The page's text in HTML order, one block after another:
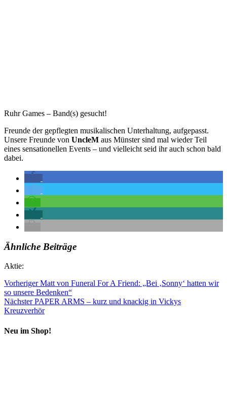
Ruhr Games – Band(s) gesucht!
Freunde der gepflegten musikalischen Unterhaltung, aufgepasst.
Unsere Freunde von UncleM aus Münster sind mal wieder Teil
eines sensationellen Events – und vielleicht seid ihr auch schon bald
dabei.
Ähnliche Beiträge
Aktie:
Vorheriger Matt von Funeral For A Friend: „Bei ‚Sonny‘ hatten wir
so unsere Bedenken“
Nächster PAPER ARMS – kurz und knackig in Vickys
Kreuzverhör
Neu im Shop!